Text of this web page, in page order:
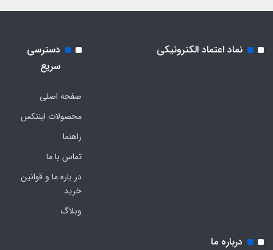
نماد اعتماد الکترونیکی
دسترسی
سریع
صفحه اصلی
محصولات اینتکس
راهنما
تماس با ما
در باره ما و قوانین
خرید
وبلاگ
درباره ما